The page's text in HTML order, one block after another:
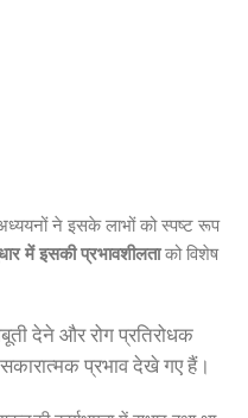
ने इसके लाभों को स्पष्ट रूप
में इसकी प्रभावशीलताको विशेष
देने और रोग प्रतिरोधक
प्रभाव देखे गए हैं।